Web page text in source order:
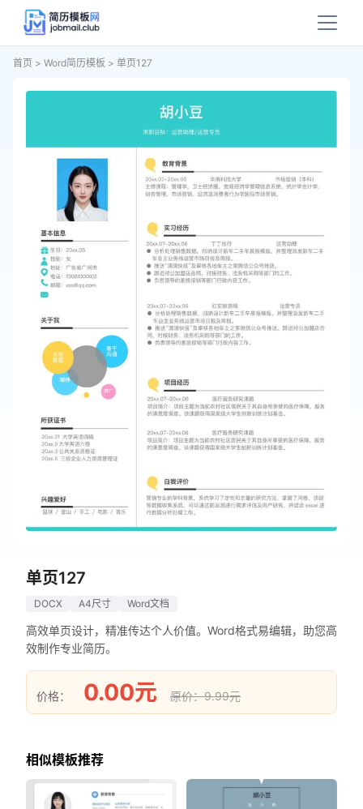
首页 > Word简历模板 > 单页127
单页127
DOCX A4尺寸 Word文档
高效单页设计，精准传达个人价值。Word格式易编辑，助您高
效制作专业简历。
价格： 0.00元 原价：9.99元
相似模板推荐